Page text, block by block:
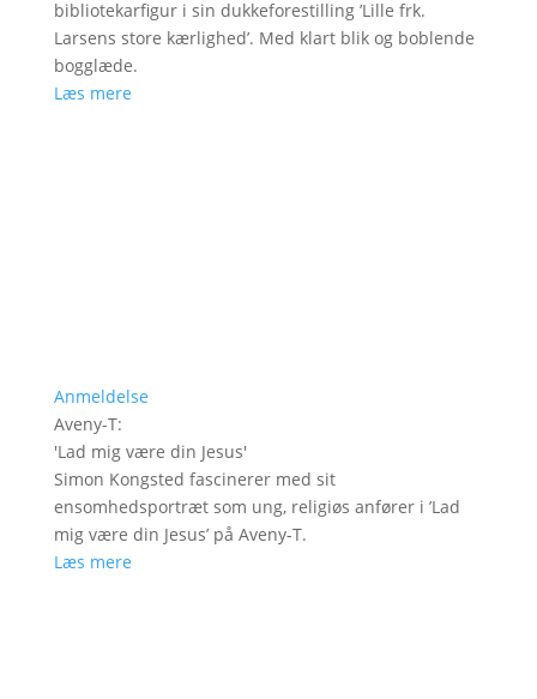
bibliotekarfigur i sin dukkeforestilling ’Lille frk.
Larsens store kærlighed’. Med klart blik og boblende
bogglæde.
Læs mere
Anmeldelse
Aveny-T:
'Lad mig være din Jesus'
Simon Kongsted fascinerer med sit
ensomhedsportræt som ung, religiøs anfører i ’Lad
mig være din Jesus’ på Aveny-T.
Læs mere